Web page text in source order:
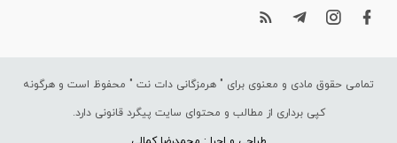
تمامی حقوق مادی و معنوی برای " هرمزگانی دات نت " محفوظ است و هرگونه
کپی برداری از مطالب و محتوای سایت پیگرد قانونی دارد.